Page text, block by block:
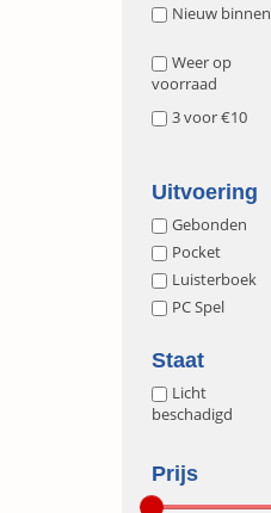
Nieuw binnen
Weer op
voorraad
3 voor €10
Uitvoering
Gebonden
Pocket
Luisterboek
PC Spel
Staat
Licht
beschadigd
Prijs